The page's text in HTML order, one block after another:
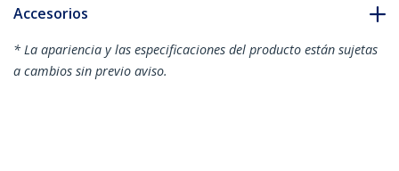
Accesorios
* La apariencia y las especificaciones del producto están sujetas
a cambios sin previo aviso.